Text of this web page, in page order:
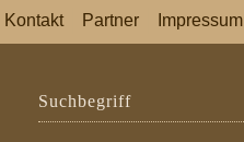
Suchbegriff
Kontakt Partner Impressum